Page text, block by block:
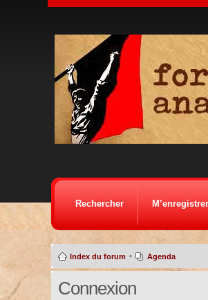
Rechercher M’enregistrer
Index du forum • Agenda
Connexion